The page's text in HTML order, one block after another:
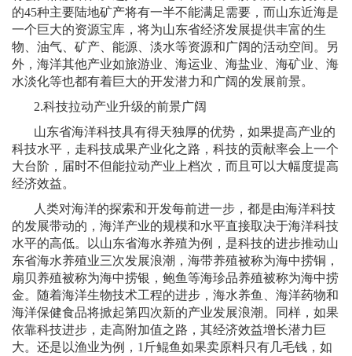
的45种主要陆地矿产将有一半不能满足需要，而山东近海是
一个巨大的资源宝库，将为山东省经济发展提供丰富的生
物、油气、矿产、能源、淡水等资源和广阔的活动空间。另
外，海洋其他产业如旅游业、海运业、海盐业、海矿业、海
水淡化等也都有着巨大的开发潜力和广阔的发展前景。
2.科技拉动产业升级的前景广阔
山东省海洋科技具有得天独厚的优势，如果提高产业的
科技水平，走科技成果产业化之路，科技的贡献率会上一个
大台阶，届时不但能拉动产业上档次，而且可以大幅度提高
经济效益。
人类对海洋的探索和开发每前进一步，都是由海洋科技
的发展带动的，海洋产业的规模和水平直接取决于海洋科技
水平的高低。以山东省海水养殖为例，是科技的进步推动山
东省海水养殖业三次发展浪潮，海带养殖被称为海中捞铜，
扇贝养殖被称为海中捞银，鲍鱼等海珍品养殖被称为海中捞
金。随着海洋生物技术工程的进步，海水养鱼、海洋药物和
海洋保健食品将掀起第四次新的产业发展浪潮。同样，如果
依靠科技进步，走高附加值之路，其经济效益增长潜力巨
大。还是以渔业为例， 1 斤鲲鱼如果卖原料只有几毛钱，如